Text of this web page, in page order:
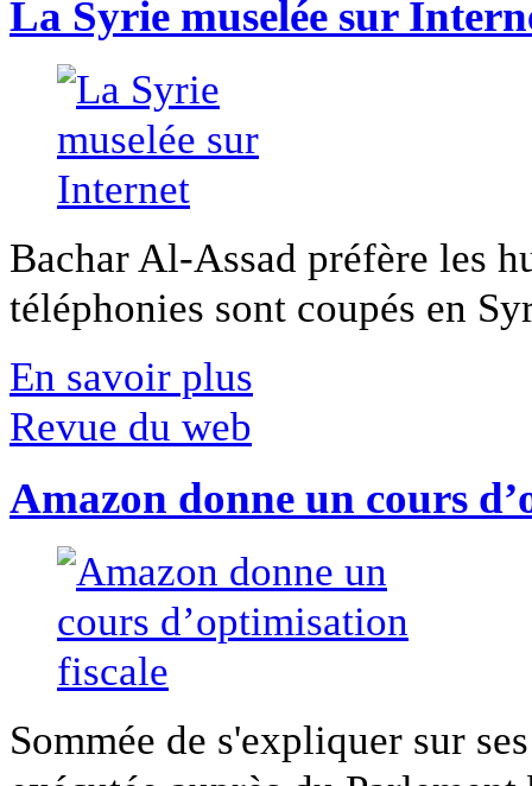
La Syrie muselée sur
Bachar Al-Assad préfère les
téléphonies sont coupés en
En savoir plus
Revue du web
Amazon donne un cours
Sommée de s'expliquer sur